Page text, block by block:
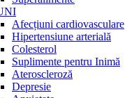
Afecțiuni cardiovasculare
Hipertensiune arterială
Colesterol
Suplimente pentru Inimă
Ateroscleroză
Depresie